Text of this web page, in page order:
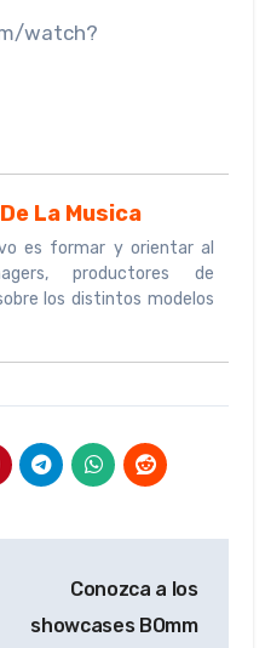
watch?
La Musica
es formar y orientar al
productores de
los distintos modelos
Conozca a los
showcases BOmm